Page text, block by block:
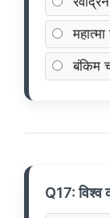
महात्मा
बंकिम
Q17: विश्व